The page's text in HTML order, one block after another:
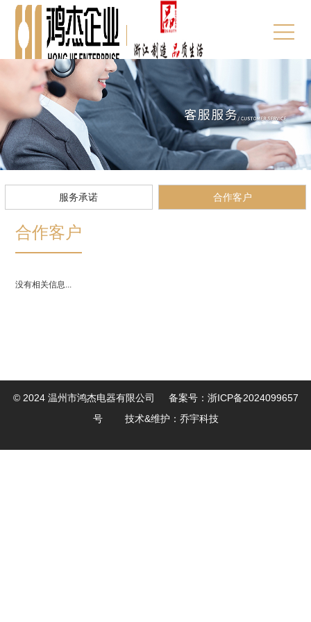
服务承诺 合作客户
合作客户
没有相关信息...
© 2024 温州市鸿杰电器有限公司 备案号： 浙ICP备2024099657
号
技术&维护： 乔宇科技